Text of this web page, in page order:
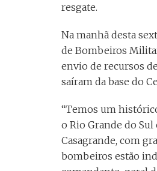
resgate.
Na manhã desta
de Bombeiros
envio de recursos
saíram da base do
“Temos um
o Rio Grande do
Casagrande, com
bombeiros estão